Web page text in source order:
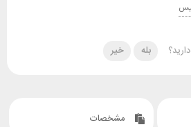
بله خیر
مشخصات